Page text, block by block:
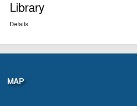
Library
Details
MAP